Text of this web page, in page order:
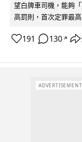
望白牌車司機，能夠
高罰則，首次定罪最
191 130 ↗
ADVERTISEMENT